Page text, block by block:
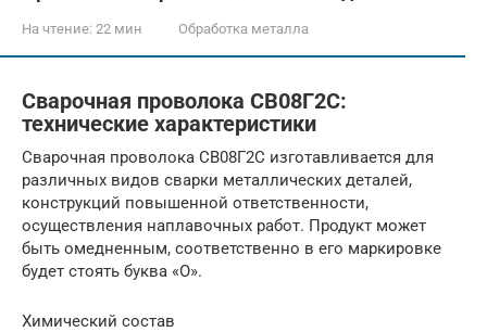
На чтение: 22 мин Обработка металла
Сварочная проволока СВ08Г2С:
технические характеристики
Сварочная проволока СВ08Г2С изготавливается для
различных видов сварки металлических деталей,
конструкций повышенной ответственности,
осуществления наплавочных работ. Продукт может
быть омедненным, соответственно в его маркировке
будет стоять буква «О».
Химический состав